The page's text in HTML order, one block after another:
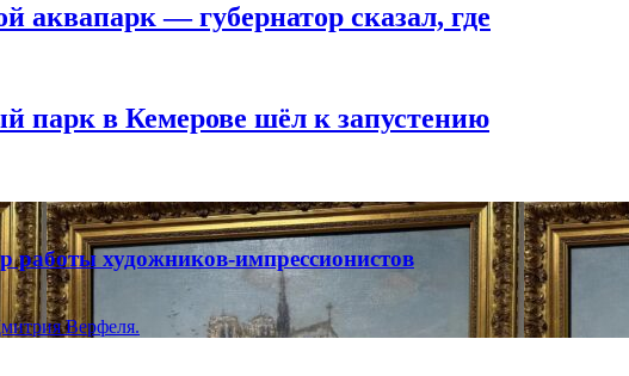
аквапарк — губернатор сказал, где
парк в Кемерове шёл к запустению
работы художников-импрессионистов
Верфеля.